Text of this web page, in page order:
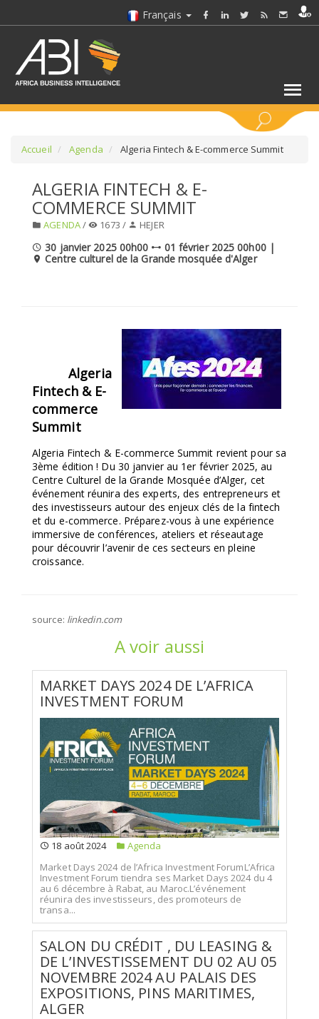
Français
SÉLECTIONNEZ UN/DES SECTEURS
SÉLECTIONNEZ UN DOSSIER
SELECTIONNEZ UNE SECTION
SÉLECTIONNEZ UN/DES PAYS
Accueil Agenda Algeria Fintech & E-commerce Summit
ALGERIA FINTECH & E-
COMMERCE SUMMIT
AGENDA/ 1673 / HEJER
30 janvier 2025 00h00
01 février 2025 00h00 |
Centre culturel de la Grande mosquée d'Alger
Algeria
Fintech & E-
commerce
Summit
Algeria Fintech & E-commerce Summit revient pour sa
3ème édition ! Du 30 janvier au 1er février 2025, au
Centre Culturel de la Grande Mosquée d’Alger, cet
événement réunira des experts, des entrepreneurs et
des investisseurs autour des enjeux clés de la fintech
et du e-commerce. Préparez-vous à une expérience
immersive de conférences, ateliers et réseautage
pour découvrir l’avenir de ces secteurs en pleine
croissance.
source: linkedin.com
A voir aussi
MARKET DAYS 2024 DE L’AFRICA
INVESTMENT FORUM
18 août 2024
Agenda
Market Days 2024 de l’Africa Investment ForumL’Africa
Investment Forum tiendra ses Market Days 2024 du 4
au 6 décembre à Rabat, au Maroc.L’événement
réunira des investisseurs, des promoteurs de
transa...
SALON DU CRÉDIT , DU LEASING &
DE L’INVESTISSEMENT DU 02 AU 05
NOVEMBRE 2024 AU PALAIS DES
EXPOSITIONS, PINS MARITIMES,
ALGER